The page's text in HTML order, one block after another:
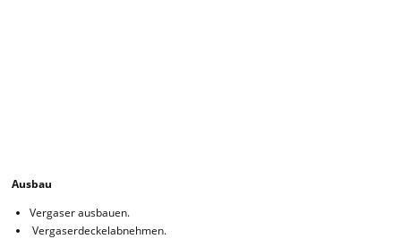
Ausbau
Vergaser ausbauen.
Vergaserdeckelabnehmen.